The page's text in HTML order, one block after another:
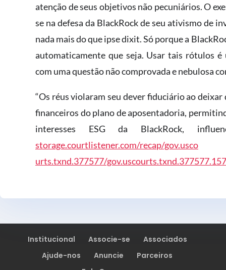
atenção de seus objetivos não pecuniários. O
se na defesa da BlackRock de seu ativismo de
nada mais do que ipse dixit. Só porque a
automaticamente que seja. Usar tais rótulos
com uma questão não comprovada e nebulosa
“Os réus violaram seu dever fiduciário ao
financeiros do plano de aposentadoria,
interesses ESG da BlackRock,
storage.courtlistener.com/recap/gov.usco
urts.txnd.377577/
Institucional Associe-se
Associados
Ajude-nos
Anuncie
Parceiros